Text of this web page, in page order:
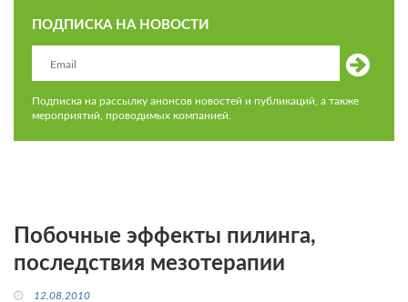
ПОДПИСКА НА НОВОСТИ
Подписка на рассылку анонсов новостей и публикаций, а также
мероприятий, проводимых компанией.
Побочные эффекты пилинга,
последствия мезотерапии
12.08.2010